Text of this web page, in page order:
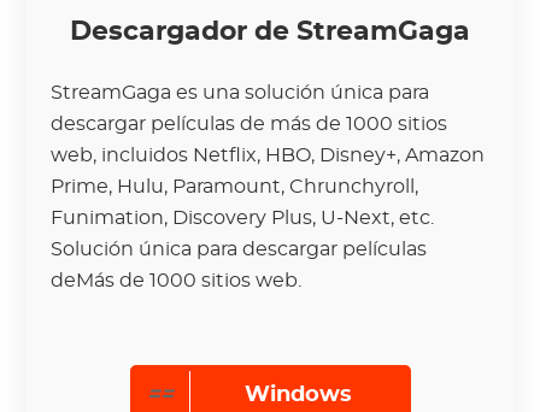
Descargador de StreamGaga
StreamGaga es una solución única para
descargar películas de más de 1000 sitios
web, incluidos Netflix, HBO, Disney+, Amazon
Prime, Hulu, Paramount, Chrunchyroll,
Funimation, Discovery Plus, U-Next, etc.
Solución única para descargar películas
deMás de 1000 sitios web.
== Windows